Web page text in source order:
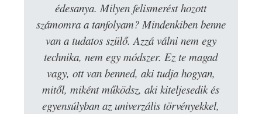
édesanya. Milyen felismerést hozott
számomra a tanfolyam? Mindenkiben benne
van a tudatos szülő. Azzá válni nem egy
technika, nem egy módszer. Ez te magad
vagy, ott van benned, aki tudja hogyan,
mitől, miként működsz, aki kiteljesedik és
egyensúlyban az univerzális törvényekkel,